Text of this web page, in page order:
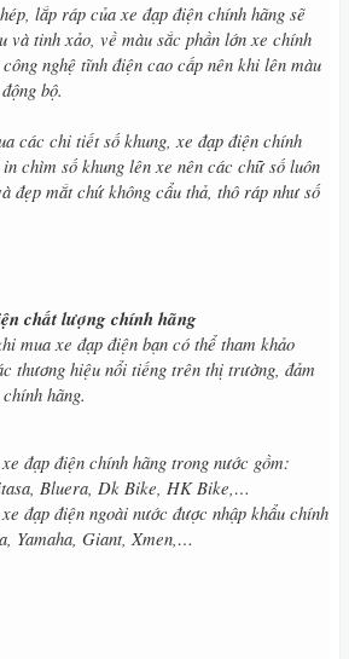
lắp ráp của xe đạp điện chính hãng sẽ
và tinh xảo, về màu sắc phần lớn xe chính
nghệ tĩnh điện cao cấp nên khi lên màu
bộ.
các chi tiết số khung, xe đạp điện chính
chìm số khung lên xe nên các chữ số luôn
đẹp mắt chứ không cẩu thả, thô ráp như số
chất lượng chính hãng
mua xe đạp điện bạn có thể tham khảo
thương hiệu nổi tiếng trên thị trường, đảm
hãng.
đạp điện chính hãng trong nước gồm:
Bluera, Dk Bike, HK Bike,…
đạp điện ngoài nước được nhập khẩu chính
Yamaha, Giant, Xmen,…